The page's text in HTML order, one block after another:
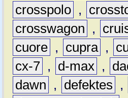
crosspolo ,
crosswagon
,
cuore , cupra ,
cx-7 , d-max ,
dawn
, defektes ,